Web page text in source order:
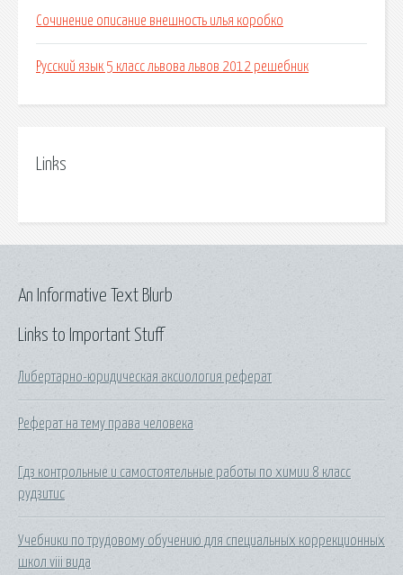
Сочинение описание внешность илья коробко
Русский язык 5 класс львова львов 2012 решебник
Links
Links to Important Stuff
Либертарно-юридическая аксиология реферат
Реферат на тему права человека
Гдз контрольные и самостоятельные работы по химии 8 класс
рудзитис
Учебники по трудовому обучению для специальных коррекционных
школ viii вида
An Informative Text Blurb